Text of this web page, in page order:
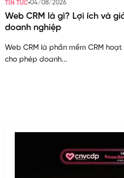
TIN TỨC•04/08/2026
Web CRM là gì? Lợi ích và
doanh nghiệp
Web CRM là phần mềm CRM
cho phép doanh...